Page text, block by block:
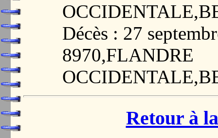
Décès : 27
8970,FLANDRE
Retour à